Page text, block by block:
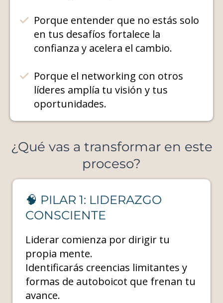
Porque entender que no estás solo
en tus desafíos fortalece la
confianza y acelera el cambio.
Porque el networking con otros
líderes amplía tu visión y tus
oportunidades.
¿Qué vas a transformar en este
proceso?
🧠 PILAR 1: LIDERAZGO
CONSCIENTE
Liderar comienza por dirigir tu
propia mente.
Identificarás creencias limitantes y
formas de autoboicot que frenan tu
avance.